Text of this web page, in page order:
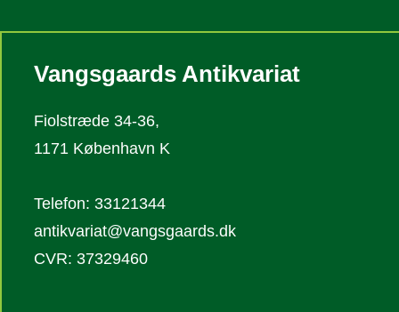
Vangsgaards Antikvariat
Fiolstræde 34-36,
1171 København K
Telefon: 33121344
antikvariat@vangsgaards.dk
CVR: 37329460